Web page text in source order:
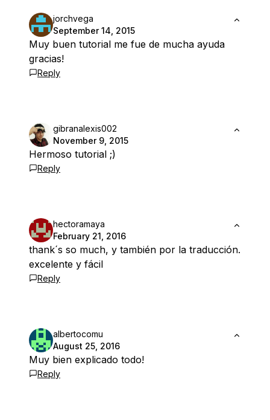
jorchvega
September 14, 2015
Muy buen tutorial me fue de mucha ayuda
gracias!
Reply
gibranalexis002
November 9, 2015
Hermoso tutorial ;)
Reply
hectoramaya
February 21, 2016
thank´s so much, y también por la traducción.
excelente y fácil
Reply
albertocomu
August 25, 2016
Muy bien explicado todo!
Reply